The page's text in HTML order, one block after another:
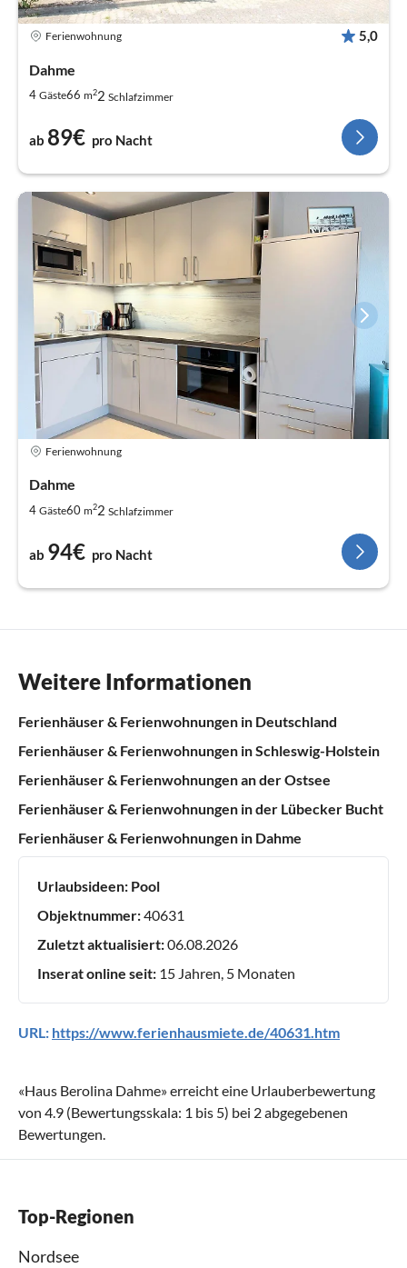
Ferienwohnung 5,0
Dahme
4 Gäste66 m22 Schlafzimmer
ab 89€ pro Nacht
Ferienwohnung
Dahme
4 Gäste60 m22 Schlafzimmer
ab 94€ pro Nacht
Weitere Informationen
Ferienhäuser & Ferienwohnungen in Deutschland
Ferienhäuser & Ferienwohnungen in Schleswig-Holstein
Ferienhäuser & Ferienwohnungen an der Ostsee
Ferienhäuser & Ferienwohnungen in der Lübecker Bucht
Ferienhäuser & Ferienwohnungen in Dahme
Urlaubsideen: Pool
Objektnummer:40631
Zuletzt aktualisiert:06.08.2026
Inserat online seit: 15 Jahren, 5 Monaten
URL: https://www.ferienhausmiete.de/40631.htm
«Haus Berolina Dahme» erreicht eine Urlauberbewertung
von 4.9 (Bewertungsskala: 1 bis 5) bei 2abgegebenen
Bewertungen.
Top-Regionen
Nordsee